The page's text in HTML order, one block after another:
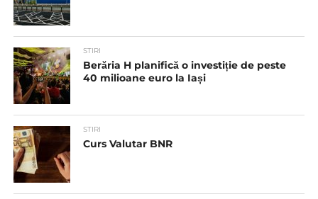
STIRI
Berăria H planifică o investiție de peste
40 milioane euro la Iași
STIRI
Curs Valutar BNR